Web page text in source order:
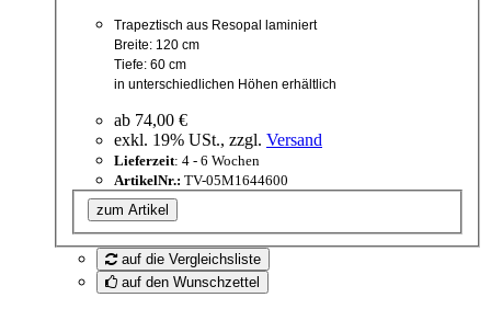
Trapeztisch aus Resopal laminiert
Breite: 120 cm
Tiefe: 60 cm
in unterschiedlichen Höhen erhältlich
ab 74,00 €
exkl. 19% USt., zzgl. Versand
Lieferzeit: 4 - 6 Wochen
ArtikelNr.: TV-05M1644600
zum Artikel
auf die Vergleichsliste
auf den Wunschzettel